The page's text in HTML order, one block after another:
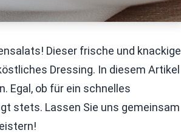
Dieser frische und knackige
Dressing. In diesem Artikel
Egal, ob für ein schnelles
stets. Lassen Sie uns gemeinsam